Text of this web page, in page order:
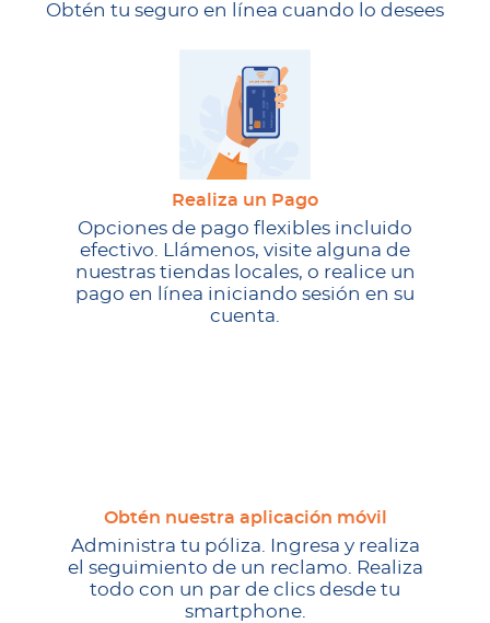
Obtén tu seguro en línea cuando lo desees
Realiza un Pago
Opciones de pago flexibles incluido
efectivo. Llámenos, visite alguna de
nuestras tiendas locales, o realice un
pago en línea iniciando sesión en su
cuenta.
Obtén nuestra aplicación móvil
Administra tu póliza. Ingresa y realiza
el seguimiento de un reclamo. Realiza
todo con un par de clics desde tu
smartphone.